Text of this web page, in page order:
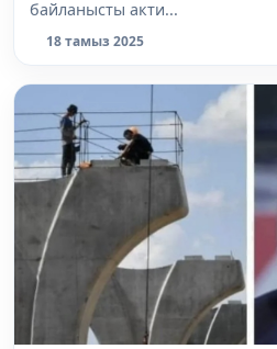
байланысты акти...
18 тамыз 2025